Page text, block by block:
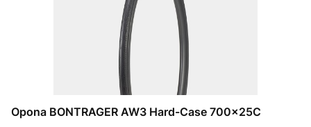
Opona BONTRAGER AW3 Hard-Case 700x25C